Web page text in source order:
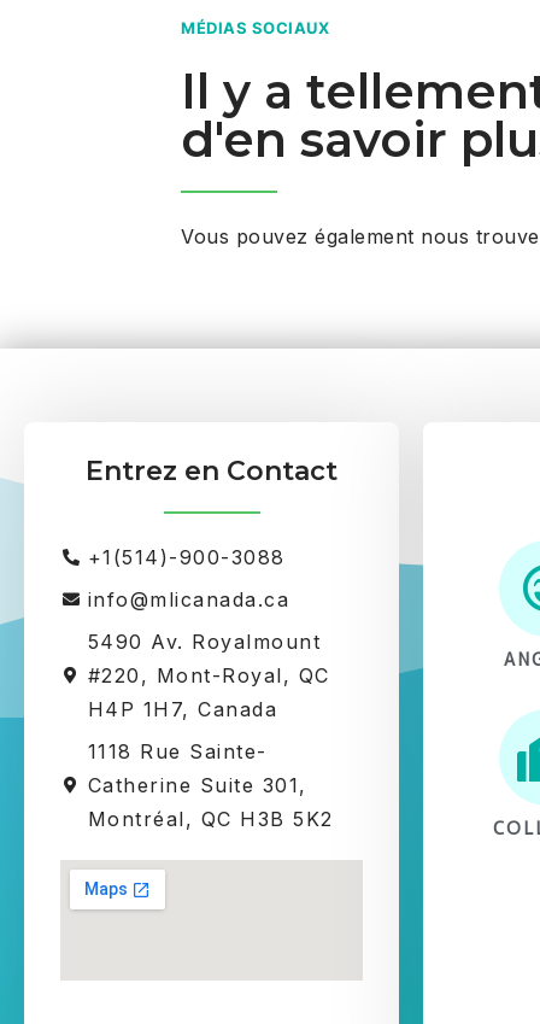
MÉDIAS SOCIAUX
Il y a
d'en savoir
Vous pouvez également nous
Entrez en Contact
+1(514)-900-3088
info@mlicanada.ca
5490 Av. Royalmount
#220, Mont-Royal, QC
H4P 1H7, Canada
1118 Rue Sainte-
Catherine Suite 301,
Montréal, QC H3B 5K2